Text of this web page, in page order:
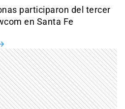
participaron del tercer
en Santa Fe